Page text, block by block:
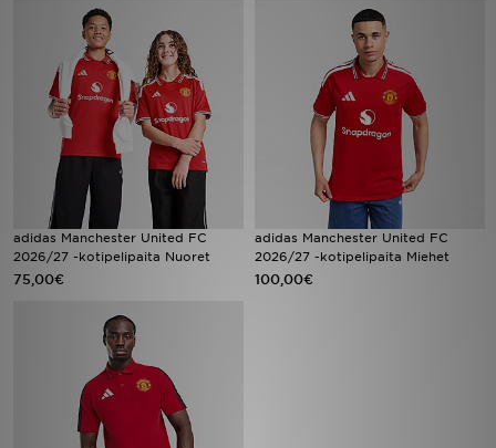
adidas Manchester United FC
2026/27 -kotipelipaita Nuoret
75,00€
adidas Manchester United FC
2026/27 -kotipelipaita Miehet
100,00€
Inspiroidu
Jalkapallo
Urheilu
Lataa JD-sovellus
Minun JD
Minun viestini
Asiakaspalvelu ja tietoa